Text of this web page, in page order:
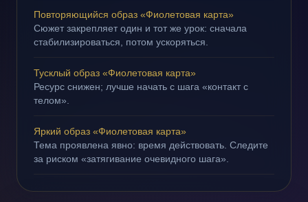
Повторяющийся образ «Фиолетовая карта»
Сюжет закрепляет один и тот же урок: сначала
стабилизироваться, потом ускоряться.
Тусклый образ «Фиолетовая карта»
Ресурс снижен; лучше начать с шага «контакт с
телом».
Яркий образ «Фиолетовая карта»
Тема проявлена явно: время действовать. Следите
за риском «затягивание очевидного шага».